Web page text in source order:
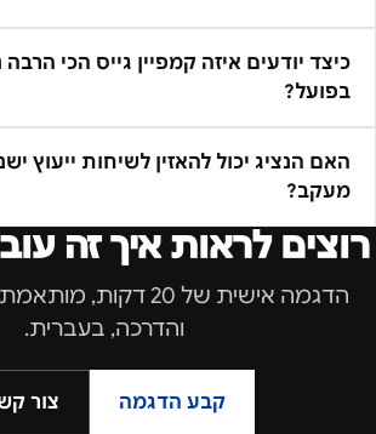
כיצד יודעים איזה קמפיין גייס הכי
בפועל?
האם הנציג יכול להאזין לשיחות ייעוץ
מעקב?
רוצים לראות איך זה
הדגמה אישית של 20 דקות, מותאמת ל
והדרכה, בעברית.
קבע הדגמה צור